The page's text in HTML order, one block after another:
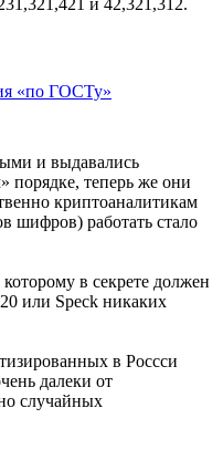
и 42,321,312.
«по ГОСТу»
и выдавались
порядке, теперь же они
криптоаналитикам
шифров) работать стало
которому в секрете должен
или Speck никаких
в Россси
далеки от
случайных